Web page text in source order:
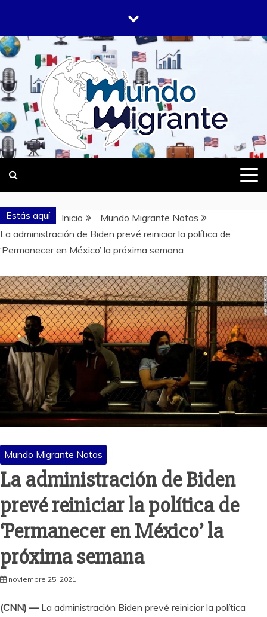
contenido
MUNDO
MIGRANTE
DONDE TODOS SOMOS MIGRANTES
Estás aquí Inicio
Mundo Migrante Notas
La administración de Biden prevé reiniciar la política de
‘Permanecer en México’ la próxima semana
Mundo Migrante Notas
La administración de Biden
prevé reiniciar la política de
‘Permanecer en México’ la
próxima semana
noviembre 25, 2021
(CNN) —La administración Biden prevé reiniciar la política